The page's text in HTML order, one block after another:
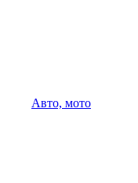
Авто, мото